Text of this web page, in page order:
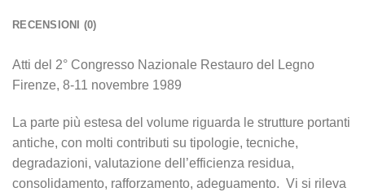
RECENSIONI (0)
Atti del 2° Congresso Nazionale Restauro del Legno
Firenze, 8-11 novembre 1989
La parte più estesa del volume riguarda le strutture portanti
antiche, con molti contributi su tipologie, tecniche,
degradazioni, valutazione dell’efficienza residua,
consolidamento, rafforzamento, adeguamento. Vi si rileva